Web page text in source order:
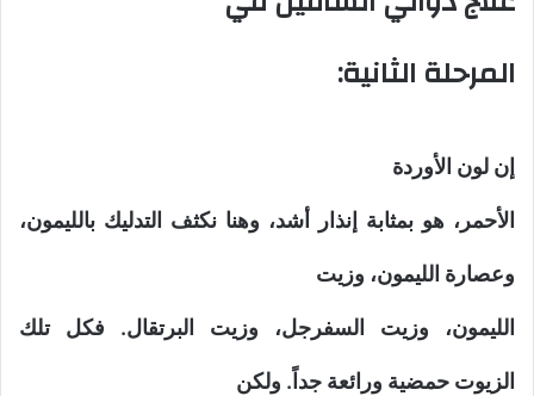
المرحلة الثانية:
إن لون الأوردة
الأحمر، هو بمثابة إنذار أشد، وهنا نكثف التدليك بالليمون،
وعصارة الليمون، وزيت
الليمون، وزيت السفرجل، وزيت البرتقال. فكل تلك
الزيوت حمضية ورائعة جداً. ولكن